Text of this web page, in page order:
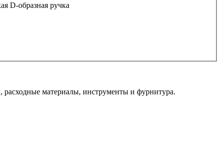
D-образная ручка
материалы, инструменты и фурнитура.